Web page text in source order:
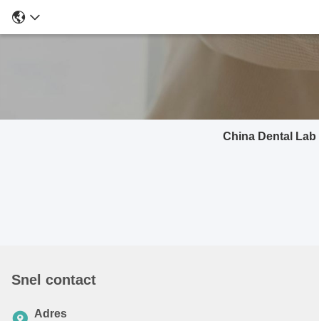
China Dental
Snel contact
Adres